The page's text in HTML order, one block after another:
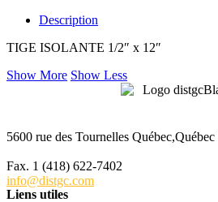
Description
TIGE ISOLANTE 1/2″ x 12″
Show More Show Less
5600 rue des Tournelles
Fax. 1 (418) 622-7402
info@distgc.com
Liens utiles